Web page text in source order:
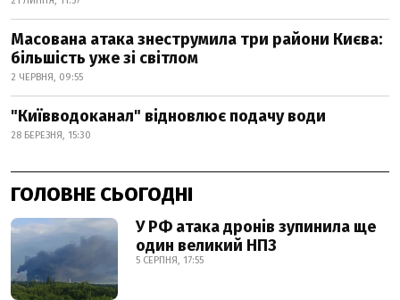
Масована атака знеструмила три райони Києва:
більшість уже зі світлом
2 ЧЕРВНЯ, 09:55
"Київводоканал" відновлює подачу води
28 БЕРЕЗНЯ, 15:30
ГОЛОВНЕ СЬОГОДНІ
У РФ атака дронів зупинила ще
один великий НПЗ
5 СЕРПНЯ, 17:55